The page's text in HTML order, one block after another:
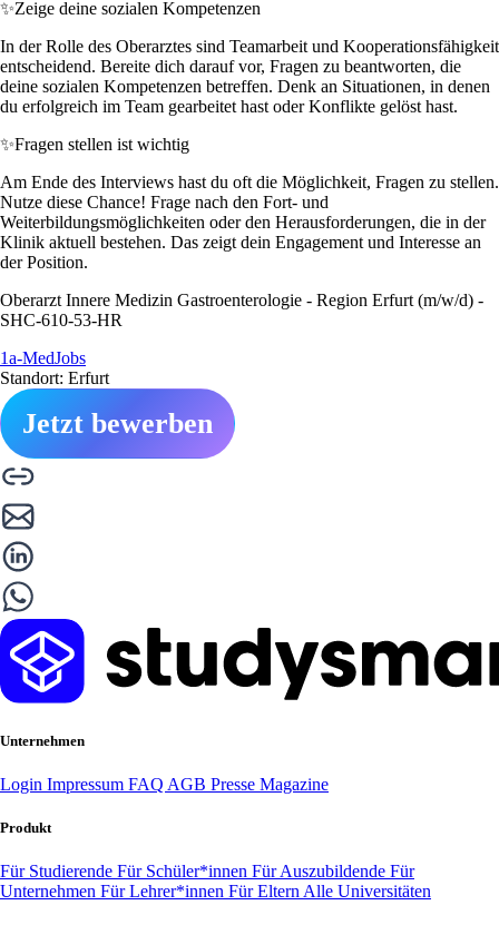
✨Zeige deine sozialen Kompetenzen
In der Rolle des Oberarztes sind Teamarbeit und Kooperationsfähigkeit
entscheidend. Bereite dich darauf vor, Fragen zu beantworten, die
deine sozialen Kompetenzen betreffen. Denk an Situationen, in denen
du erfolgreich im Team gearbeitet hast oder Konflikte gelöst hast.
✨Fragen stellen ist wichtig
Am Ende des Interviews hast du oft die Möglichkeit, Fragen zu stellen.
Nutze diese Chance! Frage nach den Fort- und
Weiterbildungsmöglichkeiten oder den Herausforderungen, die in der
Klinik aktuell bestehen. Das zeigt dein Engagement und Interesse an
der Position.
Oberarzt Innere Medizin Gastroenterologie - Region Erfurt (m/w/d) -
SHC-610-53-HR
1a-MedJobs
Standort: Erfurt
Jetzt bewerben
Unternehmen
Login Impressum FAQ AGB Presse Magazine
Produkt
Für Studierende Für Schüler*innen Für Auszubildende Für
Unternehmen Für Lehrer*innen Für Eltern Alle Universitäten